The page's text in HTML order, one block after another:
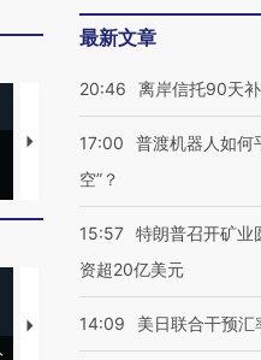
马航飞行员跨国走私7万
视线
【推广】走进第四届链博
会，让数智科技“链”接产
【特
最新文章
20:46 离岸信托90天
17:00
普渡机器人如何
空”？
15:57 特朗普召开矿业
资超20亿美元
14:09 美日联合干预汇